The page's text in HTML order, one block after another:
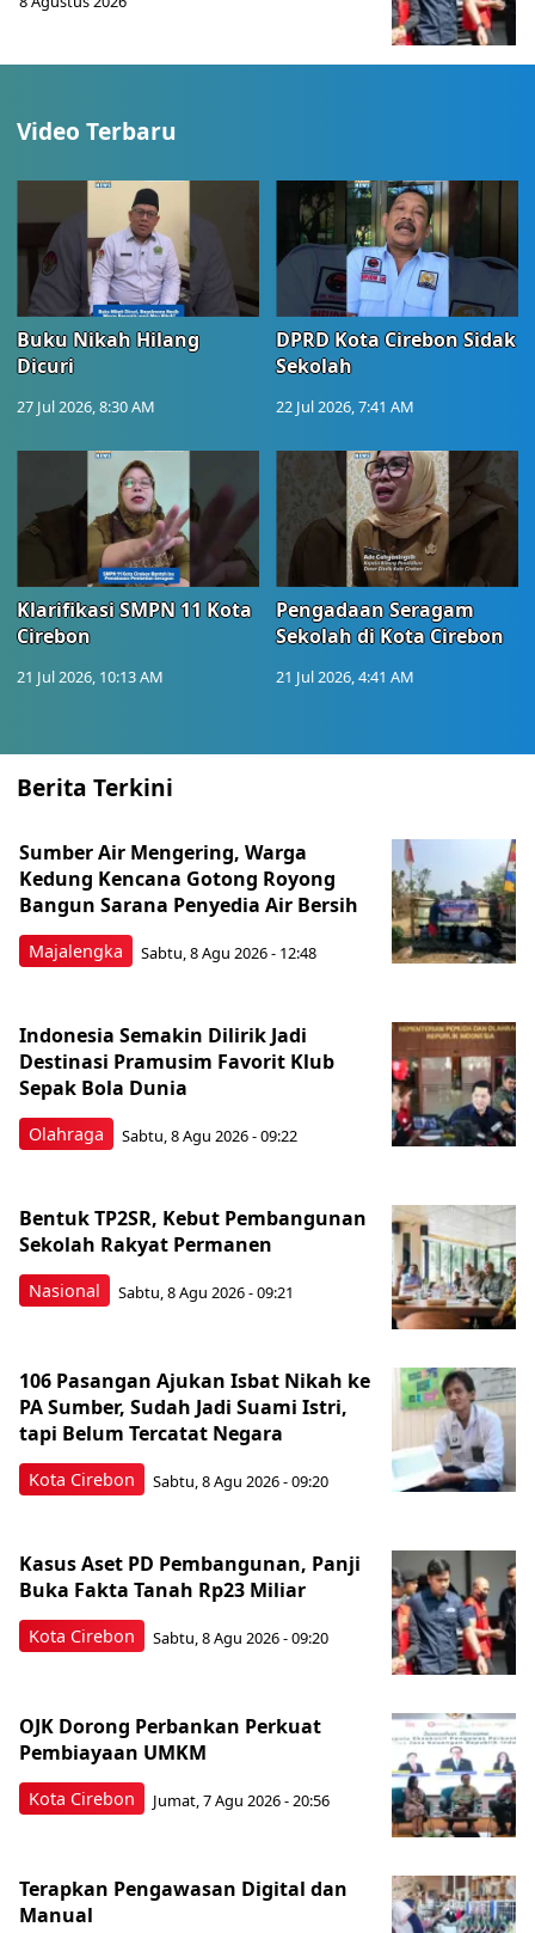
Video Terbaru
Buku Nikah Hilang
Dicuri
27 Jul 2026, 8:30 AM
DPRD Kota Cirebon Sidak
Sekolah
22 Jul 2026, 7:41 AM
Klarifikasi SMPN 11 Kota
Cirebon
21 Jul 2026, 10:13 AM
Pengadaan Seragam
Sekolah di Kota Cirebon
21 Jul 2026, 4:41 AM
Berita Terkini
Majalengka
Sumber Air Mengering, Warga
Kedung Kencana Gotong Royong
Bangun Sarana Penyedia Air Bersih
Sabtu, 8 Agu 2026 - 12:48
Olahraga
Indonesia Semakin Dilirik Jadi
Destinasi Pramusim Favorit Klub
Sepak Bola Dunia
Sabtu, 8 Agu 2026 - 09:22
Nasional
Bentuk TP2SR, Kebut Pembangunan
Sekolah Rakyat Permanen
Sabtu, 8 Agu 2026 - 09:21
Kota Cirebon
106 Pasangan Ajukan Isbat Nikah ke
PA Sumber, Sudah Jadi Suami Istri,
tapi Belum Tercatat Negara
Sabtu, 8 Agu 2026 - 09:20
Kota Cirebon
Kasus Aset PD Pembangunan, Panji
Buka Fakta Tanah Rp23 Miliar
Sabtu, 8 Agu 2026 - 09:20
Kota Cirebon
OJK Dorong Perbankan Perkuat
Pembiayaan UMKM
Jumat, 7 Agu 2026 - 20:56
Terapkan Pengawasan Digital dan
Manual